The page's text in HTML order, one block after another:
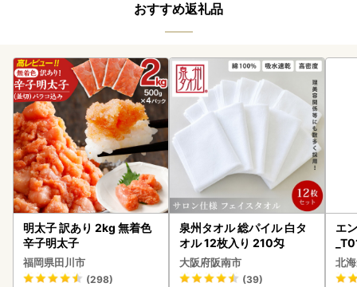
おすすめ返礼品
明太子 訳あり 2kg 無着色
辛子明太子
福岡県田川市
(298)
泉州タオル 総パイル 白タ
オル 12枚入り 210匁
大阪府阪南市
(39)
エ
北